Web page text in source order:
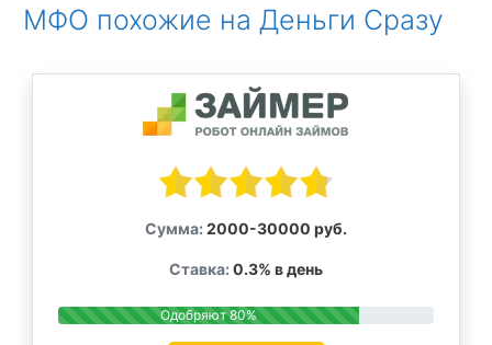
МФО похожие на Деньги Сразу
Сумма: 2000-30000 руб.
Ставка: 0.3% в день
Одобряют 80%